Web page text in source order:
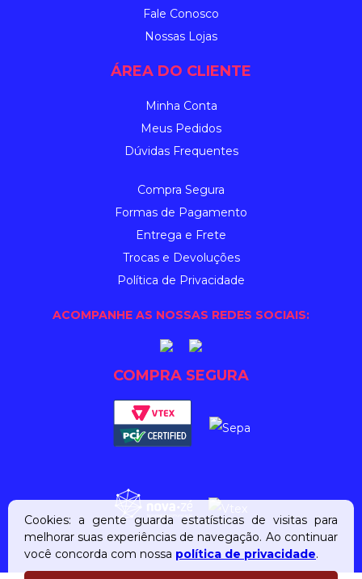
Fale Conosco
Nossas Lojas
ÁREA DO CLIENTE
Minha Conta
Meus Pedidos
Dúvidas Frequentes
Compra Segura
Formas de Pagamento
Entrega e Frete
Trocas e Devoluções
Política de Privacidade
ACOMPANHE AS NOSSAS REDES SOCIAIS:
COMPRA SEGURA
Cookies: a gente guarda estatísticas de visitas para
melhorar suas experiências de navegação. Ao continuar
você concorda com nossa política de privacidade.